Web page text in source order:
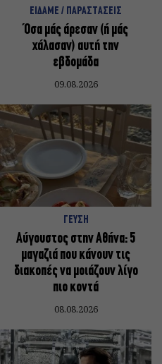
ΕΙΔΑΜΕ / ΠΑΡΑΣΤΑΣΕΙΣ
Όσα μάς άρεσαν (ή μάς
χάλασαν) αυτή την
εβδομάδα
09.08.2026
ΓΕΥΣΗ
Αύγουστος στην Αθήνα: 5
μαγαζιά που κάνουν τις
διακοπές να μοιάζουν λίγο
πιο κοντά
08.08.2026